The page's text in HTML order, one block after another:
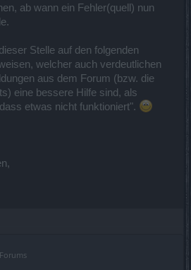
ab wann ein Fehler(quell) nun
Stelle auf den folgenden
welcher auch verdeutlichen
aus dem Forum (bzw. die
eine bessere Hilfe sind, als
etwas nicht funktioniert".